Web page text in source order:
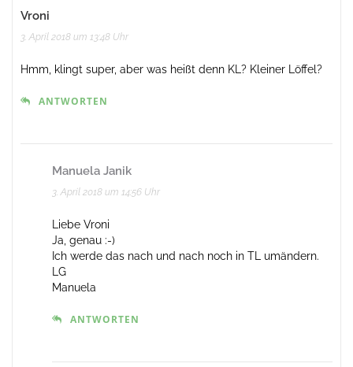
Vroni
3. April 2018 um 13:48 Uhr
Hmm, klingt super, aber was heißt denn KL? Kleiner Löffel?
ANTWORTEN
Manuela Janik
3. April 2018 um 14:56 Uhr
Liebe Vroni
Ja, genau :-)
Ich werde das nach und nach noch in TL umändern.
LG
Manuela
ANTWORTEN